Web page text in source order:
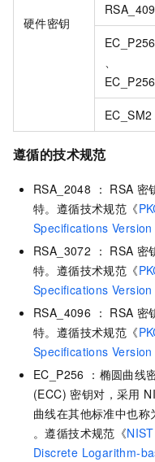
硬件密钥
EC_P256
、
EC_SM2
遵循的技术规范
RSA_2048 ： RSA
特。遵循技术规范《
Specifications Version
RSA_3072 ： RSA
特。遵循技术规范《
Specifications Version
RSA_4096 ： RSA
特。遵循技术规范《
Specifications Version
EC_P256 ：椭圆曲线
(ECC) 密钥对，采用
曲线在其他标准中也
。遵循技术规范《
Discrete Logarithm-